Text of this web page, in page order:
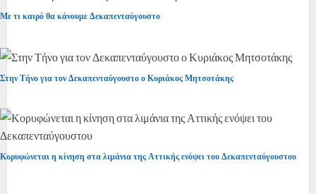
Με τι καιρό θα κάνουμε Δεκαπενταύγουστο
Στην Τήνο για τον Δεκαπενταύγουστο ο Κυριάκος Μητσοτάκης
Κορυφώνεται η κίνηση στα λιμάνια της Αττικής ενόψει του Δεκαπενταύγουστου